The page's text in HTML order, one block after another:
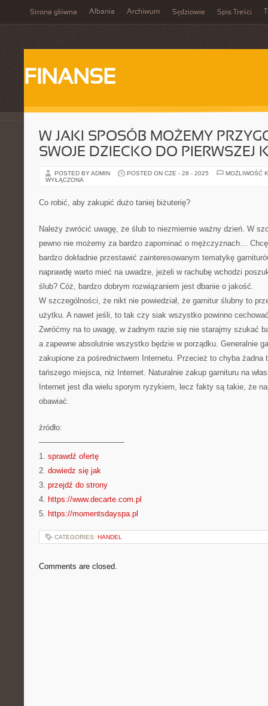
Strona główna Albania Archiwum Sędziowie Spis Treści
FINANSE
W JAKI SPOSÓB MOŻEMY
SWOJE DZIECKO DO PIERWSZEJ
POSTED BY ADMIN POSTED ON CZE - 28 - 2025
MOŻLIWOŚĆ
WYŁĄCZONA
Co robić, aby zakupić dużo taniej biżuterię?
Należy zwrócić uwagę, że ślub to niezmiernie ważny dzień. W
pewno nie możemy za bardzo zapominać o mężczyznach…
bardzo dokładnie przestawić zainteresowanym tematykę
naprawdę warto mieć na uwadze, jeżeli w rachubę wchodzi
ślub? Cóż, bardzo dobrym rozwiązaniem jest dbanie o jakość.
W szczególności, że nikt nie powiedział, że garnitur ślubny to
użytku. A nawet jeśli, to tak czy siak wszystko powinno
Zwróćmy na to uwagę, w żadnym razie się nie starajmy szukać
a zapewne absolutnie wszystko będzie w porządku. Generalnie
zakupione za pośrednictwem Internetu. Przecież to chyba żadna
tańszego miejsca, niż Internet. Naturalnie zakup garnituru na
Internet jest dla wielu sporym ryzykiem, lecz fakty są takie, że
obawiać.
źródło:
———————————
1. sprawdź ofertę
2. dowiedz się jak
3. przejdź do strony
4. https://www.decarte.com.pl
5. https://momentsdayspa.pl
CATEGORIES: HANDEL
Comments are closed.